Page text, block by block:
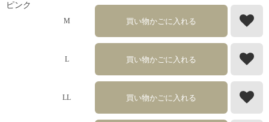
ピンク
M 買い物かごに入れる
L 買い物かごに入れる
LL 買い物かごに入れる